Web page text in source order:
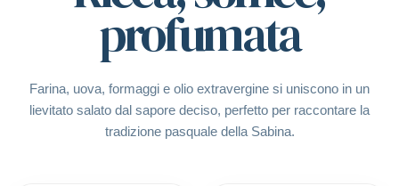
profumata
Farina, uova, formaggi e olio extravergine si uniscono in un
lievitato salato dal sapore deciso, perfetto per raccontare la
tradizione pasquale della Sabina.